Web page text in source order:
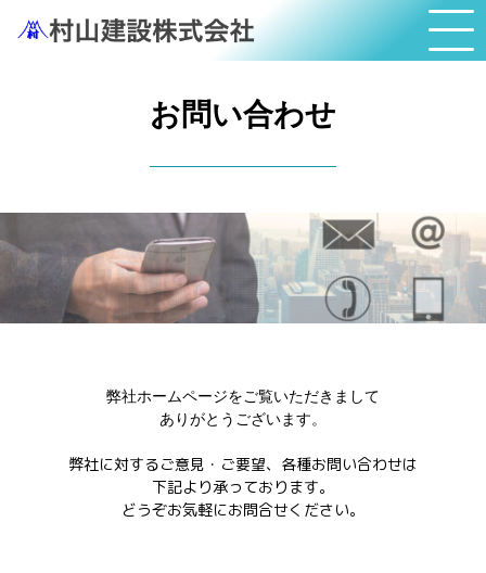
お問い合わせ
弊社ホームページをご覧いただきまして
ありがとうございます。
弊社に対するご意見・ご要望、各種お問い合わせは
下記より承っております。
どうぞお気軽にお問合せください。